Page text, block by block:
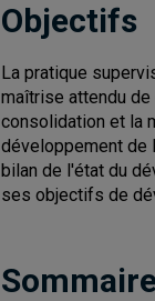
Objectifs
La pratique
maîtrise attendu
consolidation et la
développement de
bilan de l'état du
ses objectifs de